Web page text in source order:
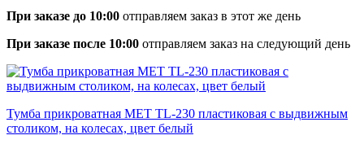
При заказе до 10:00 отправляем заказ в этот же день
При заказе после 10:00 отправляем заказ на следующий день
Тумба прикроватная МЕТ TL-230 пластиковая с выдвижным
столиком, на колесах, цвет белый